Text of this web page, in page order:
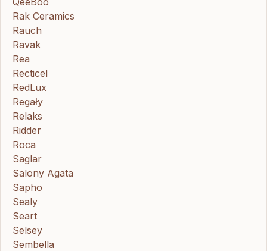
Rak Ceramics
Rauch
Ravak
Rea
Recticel
RedLux
Regały
Relaks
Ridder
Roca
Saglar
Salony Agata
Sapho
Sealy
Seart
Selsey
Sembella